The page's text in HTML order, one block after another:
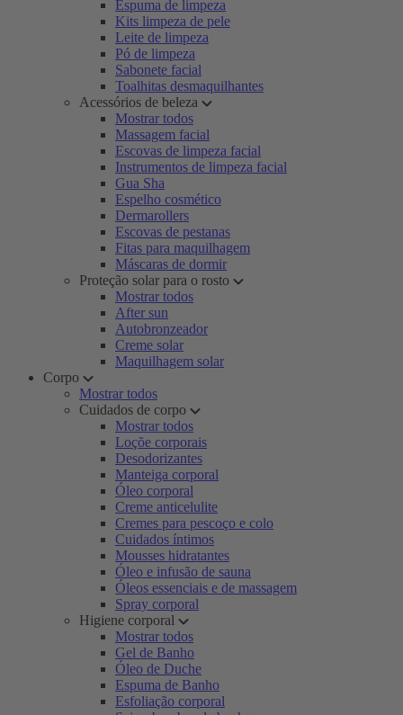
Espuma de limpeza
Kits limpeza de pele
Leite de limpeza
Pó de limpeza
Sabonete facial
Toalhitas desmaquilhantes
Acessórios de beleza
Mostrar todos
Massagem facial
Escovas de limpeza facial
Instrumentos de limpeza facial
Gua Sha
Espelho cosmético
Dermarollers
Escovas de pestanas
Fitas para maquilhagem
Máscaras de dormir
Proteção solar para o rosto
Mostrar todos
After sun
Autobronzeador
Creme solar
Maquilhagem solar
Corpo
Mostrar todos
Cuidados de corpo
Mostrar todos
Loçõe corporais
Desodorizantes
Manteiga corporal
Óleo corporal
Creme anticelulite
Cremes para pescoço e colo
Cuidados íntimos
Mousses hidratantes
Óleo e infusão de sauna
Óleos essenciais e de massagem
Spray corporal
Higiene corporal
Mostrar todos
Gel de Banho
Óleo de Duche
Espuma de Banho
Esfoliação corporal